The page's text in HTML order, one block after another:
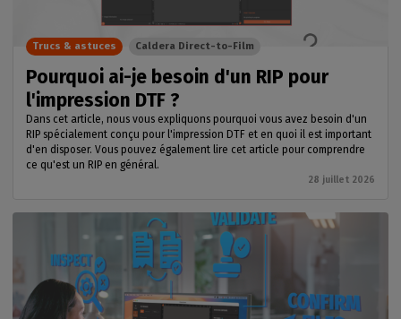
Pourquoi ai-je besoin d'un RIP pour
l'impression DTF ?
Dans cet article, nous vous expliquons pourquoi vous avez besoin d'un
RIP spécialement conçu pour l'impression DTF et en quoi il est important
d'en disposer. Vous pouvez également lire cet article pour comprendre
ce qu'est un RIP en général.
28 juillet 2026
Trucs & astuces Caldera Direct-to-Film